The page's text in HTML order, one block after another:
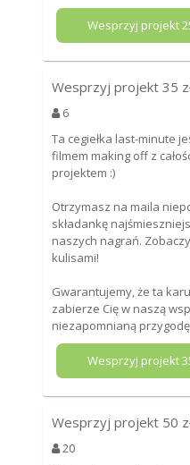
Wesprzyj projekt
Wesprzyj projekt35
6
Ta cegiełka last-minute
filmem making off z
projektem :)
Otrzymasz na maila
składankę
naszych nagrań.
kulisami!
Gwarantujemy, że ta
zabierze Cię w naszą
niezapomnianą
Wesprzyj projekt
Wesprzyj projekt 50
20